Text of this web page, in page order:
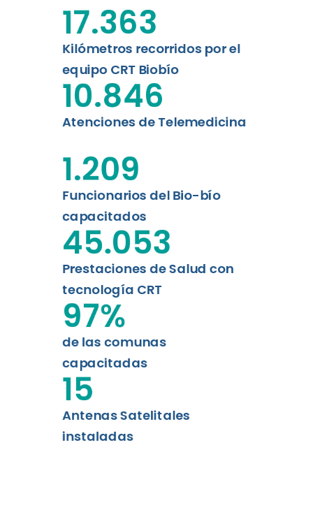
Kilómetros recorridos por el
equipo CRT Biobío
17.363
Atenciones de Telemedicina
10.846
Funcionarios del Bio-bío
capacitados
1.209
Prestaciones de Salud con
tecnología CRT
45.053
de las comunas
capacitadas
97%
Antenas Satelitales
instaladas
15